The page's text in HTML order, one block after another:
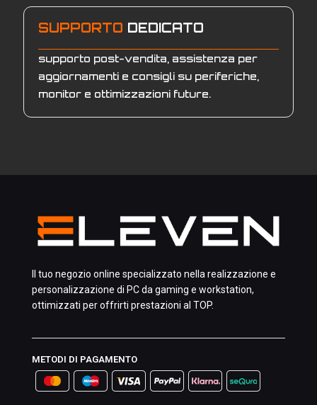
SUPPORTO DEDICATO
supporto post-vendita, assistenza per
aggiornamenti e consigli su periferiche,
monitor e ottimizzazioni future.
Il tuo negozio online specializzato nella realizzazione e
personalizzazione di PC da gaming e workstation,
ottimizzati per offrirti prestazioni al TOP.
METODI DI PAGAMENTO